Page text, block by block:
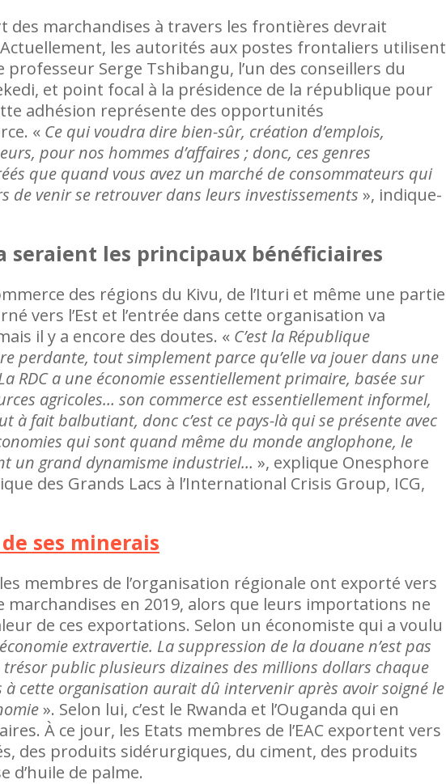
des marchandises à travers les frontières devrait
les autorités aux postes frontaliers utilisent
Serge Tshibangu, l’un des conseillers du
et point focal à la présidence de la république pour
adhésion représente des opportunités
« Ce qui voudra dire bien-sûr, création d’emplois,
pour nos hommes d’affaires ; donc, ces genres
que quand vous avez un marché de consommateurs qui
de venir se retrouver dans leurs investissements », indique-
seraient les principaux bénéficiaires
des régions du Kivu, de l’Ituri et même une partie
vers l’Est et l’entrée dans cette organisation va
il y a encore des doutes. « C’est la République
perdante, tout simplement parce qu’elle va jouer dans une
RDC a une économie essentiellement primaire, basée sur
agricoles… son commerce est essentiellement informel,
à fait balbutiant, donc c’est ce pays-là qui se présente avec
qui sont quand même du monde anglophone, le
un grand dynamisme industriel… », explique Onesphore
des Grands Lacs à l’International Crisis Group, ICG,
ses minerais
membres de l’organisation régionale ont exporté vers
marchandises en 2019, alors que leurs importations ne
de ces exportations. Selon un économiste qui a voulu
extravertie. La suppression de la douane n’est pas
public plusieurs dizaines des millions dollars chaque
à cette organisation aurait dû intervenir après avoir soigné le
». Selon lui, c’est le Rwanda et l’Ouganda qui en
À ce jour, les Etats membres de l’EAC exportent vers
des produits sidérurgiques, du ciment, des produits
d’huile de palme.